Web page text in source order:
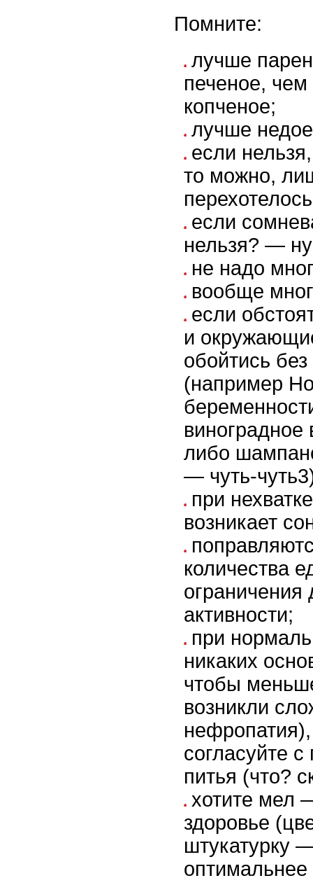
Помните:
лучше
печеное,
копченое;
лучше
если
то можно,
если
нельзя? — ну
не надо
вообще
если
и
обойтись без
(например
виноградное
либо
— чуть-
при
возникает
количества
ограничения
активности;
при
никаких
чтобы
возникли
согласуйте
питья (что?
хотите мел
здоровье
штукатурку